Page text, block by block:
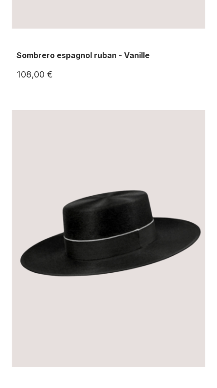
Sombrero espagnol ruban - Vanille
108,00 €